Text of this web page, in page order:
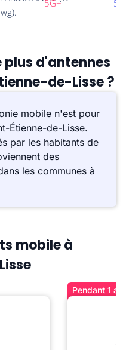
plus d'antennes
de-Lisse ?
mobile n'est pour
Étienne-de-Lisse.
par les habitants de
des
les communes à
mobile à
Pendant 1